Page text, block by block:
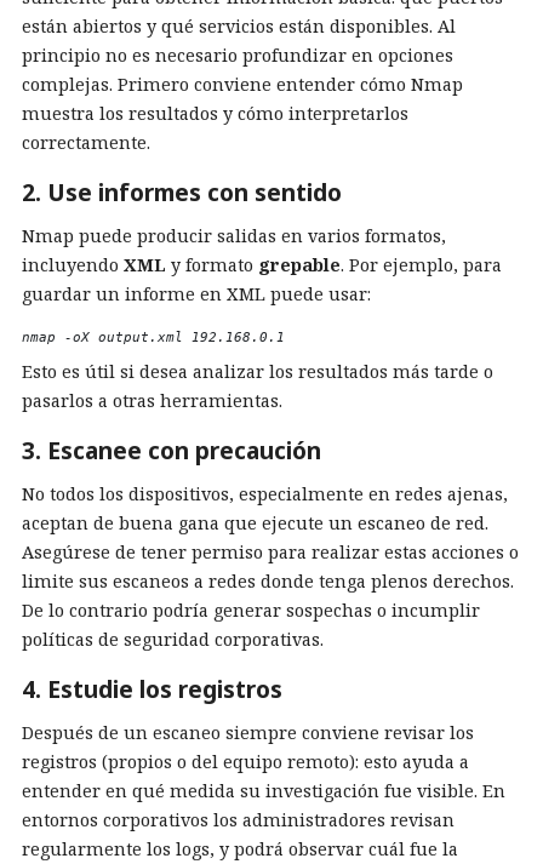
están abiertos y qué servicios están disponibles. Al
principio no es necesario profundizar en opciones
complejas. Primero conviene entender cómo Nmap
muestra los resultados y cómo interpretarlos
correctamente.
2. Use informes con sentido
Nmap puede producir salidas en varios formatos,
incluyendo XML y formato grepable. Por ejemplo, para
guardar un informe en XML puede usar:
nmap -oX output.xml 192.168.0.1
Esto es útil si desea analizar los resultados más tarde o
pasarlos a otras herramientas.
3. Escanee con precaución
No todos los dispositivos, especialmente en redes ajenas,
aceptan de buena gana que ejecute un escaneo de red.
Asegúrese de tener permiso para realizar estas acciones o
limite sus escaneos a redes donde tenga plenos derechos.
De lo contrario podría generar sospechas o incumplir
políticas de seguridad corporativas.
4. Estudie los registros
Después de un escaneo siempre conviene revisar los
registros (propios o del equipo remoto): esto ayuda a
entender en qué medida su investigación fue visible. En
entornos corporativos los administradores revisan
regularmente los logs, y podrá observar cuál fue la